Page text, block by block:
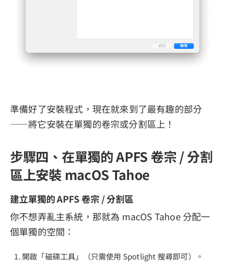
準備好了安裝程式，現在就來到了最有趣的部分
——將它安裝在單獨的卷宗或分割區上！
步驟四、在單獨的 APFS 卷宗 / 分割
區上安裝 macOS Tahoe
建立單獨的 APFS 卷宗 / 分割區
你不想弄亂主系統，那就為 macOS Tahoe 分配一
個單獨的空間：
開啟「磁碟工具」（只需使用 Spotlight 搜尋即可）。